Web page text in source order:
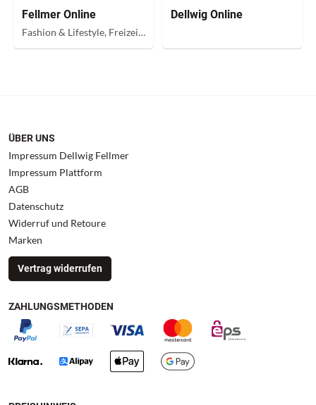
Fellmer Online
Fashion & Lifestyle, Freizeit, Reise
Dellwig Online
ÜBER UNS
Impressum Dellwig Fellmer
Impressum Plattform
AGB
Datenschutz
Widerruf und Retoure
Marken
Vertrag widerrufen
ZAHLUNGSMETHODEN